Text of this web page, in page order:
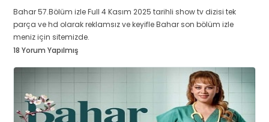
Bahar 57.Bölüm izle Full 4 Kasım 2025 tarihli show tv dizisi tek
parça ve hd olarak reklamsız ve keyifle Bahar son bölüm izle
meniz için sitemizde.
18 Yorum Yapılmış